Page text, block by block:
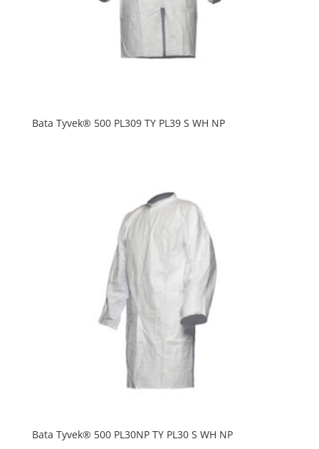
Bata Tyvek® 500 PL309 TY PL39 S WH NP
Bata Tyvek® 500 PL30NP TY PL30 S WH NP